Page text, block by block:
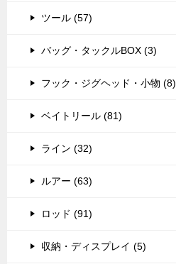
ツール (57)
バッグ・タックルBOX (3)
フック・ジグヘッド・小物 (8)
ベイトリール (81)
ライン (32)
ルアー (63)
ロッド (91)
収納・ディスプレイ (5)